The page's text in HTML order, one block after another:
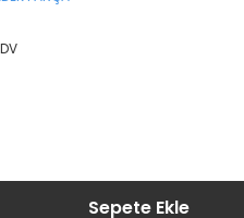
Sepete Ekle